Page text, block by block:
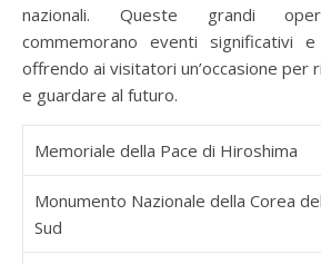
nazionali. Queste grandi
commemorano eventi significativi
offrendo ai visitatori un’occasione
e guardare al futuro.
Memoriale della Pace di Hiroshima
Monumento Nazionale della Corea del
Sud